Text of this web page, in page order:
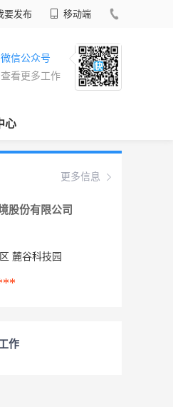
要发布 移动端
微信公众号
查看更多工作
心
更多信息
股份有限公司
麓谷科技园
作